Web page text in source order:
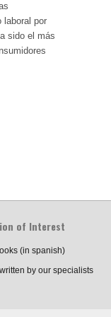
laboral por
sido el más
of Interest
(in spanish)
by our specialists